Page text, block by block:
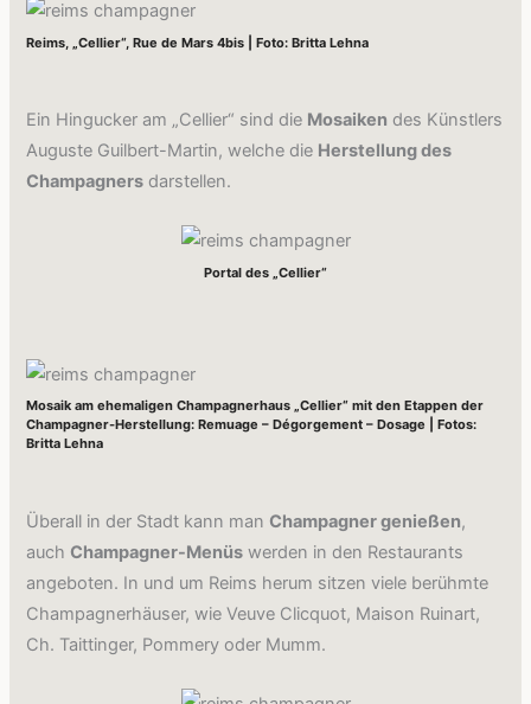
Reims, „Cellier“, Rue de Mars 4bis | Foto: Britta Lehna
Ein Hingucker am „Cellier“ sind die Mosaiken des Künstlers
Auguste Guilbert-Martin, welche die Herstellung des
Champagners darstellen.
Portal des „Cellier“
Mosaik am ehemaligen Champagnerhaus „Cellier“ mit den Etappen der
Champagner-Herstellung: Remuage – Dégorgement – Dosage | Fotos:
Britta Lehna
Überall in der Stadt kann man Champagner genießen,
auch Champagner-Menüs werden in den Restaurants
angeboten. In und um Reims herum sitzen viele berühmte
Champagnerhäuser, wie Veuve Clicquot, Maison Ruinart,
Ch. Taittinger, Pommery oder Mumm.